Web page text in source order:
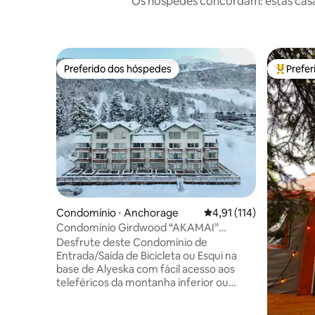
Preferido dos hóspedes
Preferido dos hóspedes
Condomínio ⋅ Anchorage 4,91 de uma avaliação
4,91 (114)
Condomínio Girdwood “AKAMAI”
(entrada/saída para bicicleta/esqui)
Desfrute deste Condomínio de
Entrada/Saída de Bicicleta ou Esqui na
base de Alyeska com fácil acesso aos
teleféricos da montanha inferior ou
Entre